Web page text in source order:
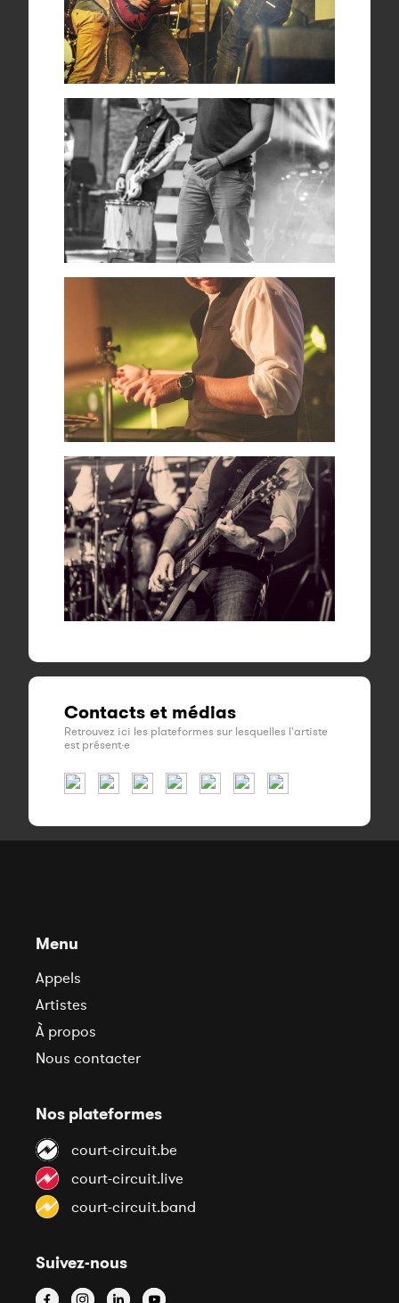
Contacts et médias
Retrouvez ici les plateformes sur lesquelles l'artiste
est présent·e
Menu
Appels
Artistes
À propos
Nous contacter
Nos plateformes
court-circuit.be
court-circuit.live
court-circuit.band
Suivez-nous